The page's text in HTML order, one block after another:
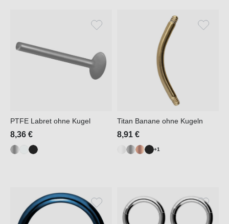
PTFE Labret ohne Kugel
8,36 €
Titan Banane ohne Kugeln
8,91 €
+1